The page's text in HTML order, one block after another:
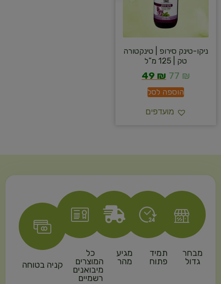
ניקו-טינק סירופ | טינקטורה
טק | 125 מ”ל
77 ₪
49 ₪
הוספה לסל
מועדפים
מבחר
גדול
תמיד
פתוח
מגיע
מהר
כל
המוצרים
מיבואנים
רשמיים
קניה בטוחה